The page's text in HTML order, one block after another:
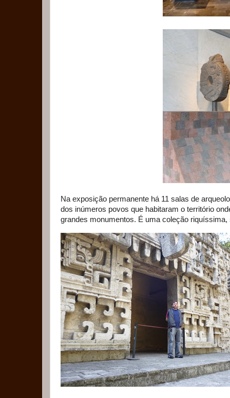
Na exposição permanente há 11 salas de
dos inúmeros povos que habitaram o território
grandes monumentos. É uma coleção